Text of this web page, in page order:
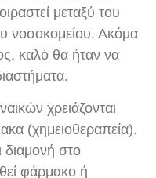
μεταξύ του
νοσοκομείου. Ακόμα
καλό θα ήταν να
χρειάζονται
(χημειοθεραπεία).
διαμονή στο
φάρμακο ή